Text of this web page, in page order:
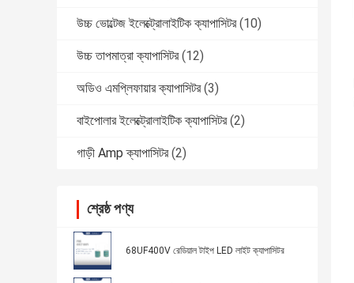
উচ্চ ভোল্টেজ ইলেক্ট্রোলাইটিক ক্যাপাসিটর (10)
উচ্চ তাপমাত্রা ক্যাপাসিটর (12)
অডিও এমপ্লিফায়ার ক্যাপাসিটর (3)
বাইপোলার ইলেক্ট্রোলাইটিক ক্যাপাসিটর (2)
গাড়ী Amp ক্যাপাসিটর (2)
শ্রেষ্ঠ পণ্য
68UF400V রেডিয়াল টাইপ LED লাইট ক্যাপাসিটর